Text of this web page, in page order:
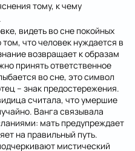
тому, к чему
видеть во сне покойных
что человек нуждается в
возвращает к образам
принять ответственное
во сне, это символ
– знак предостережения.
считала, что умершие
Ванга связывала
мать предупреждает
на правильный путь.
мистический